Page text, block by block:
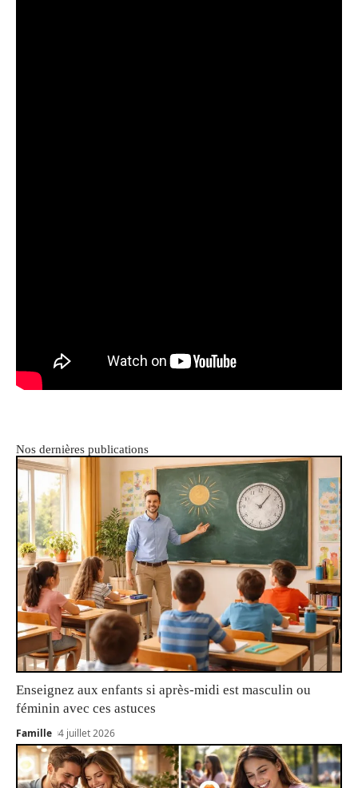
Nos dernières publications
Enseignez aux enfants si après-midi est masculin ou
féminin avec ces astuces
Famille 4 juillet 2026